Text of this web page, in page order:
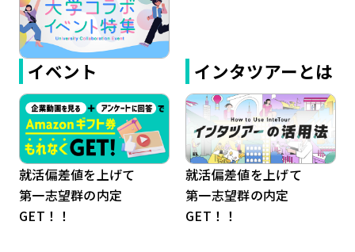
イベント
就活偏差値を上げて
第一志望群の内定
GET！！
インタツアーとは
就活偏差値を上げて
第一志望群の内定
GET！！